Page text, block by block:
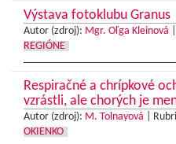
Výstava fotoklubu Granus
Autor (zdroj): Mgr. Oľga Kleinová
REGIÓNE
Respiračné a chrípkové
vzrástli, ale chorých je
Autor (zdroj): M. Tolnayová
OKIENKO